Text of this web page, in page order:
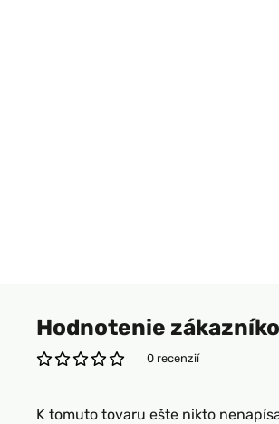
Hodnotenie
0 recenzií
K tomuto tovaru ešte nikto